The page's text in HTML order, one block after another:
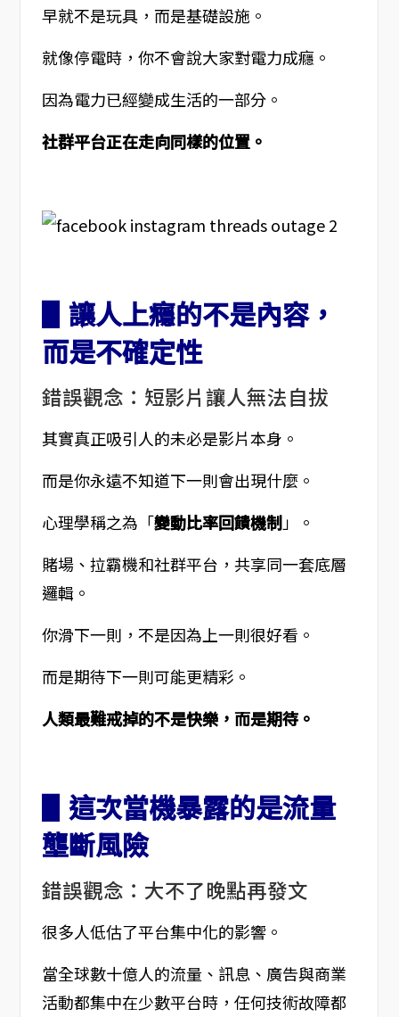
早就不是玩具，而是基礎設施。
就像停電時，你不會說大家對電力成癮。
因為電力已經變成生活的一部分。
社群平台正在走向同樣的位置。
▋讓人上癮的不是內容，
而是不確定性
錯誤觀念：短影片讓人無法自拔
其實真正吸引人的未必是影片本身。
而是你永遠不知道下一則會出現什麼。
心理學稱之為「變動比率回饋機制」。
賭場、拉霸機和社群平台，共享同一套底層
邏輯。
你滑下一則，不是因為上一則很好看。
而是期待下一則可能更精彩。
人類最難戒掉的不是快樂，而是期待。
▋這次當機暴露的是流量
壟斷風險
錯誤觀念：大不了晚點再發文
很多人低估了平台集中化的影響。
當全球數十億人的流量、訊息、廣告與商業
活動都集中在少數平台時，任何技術故障都